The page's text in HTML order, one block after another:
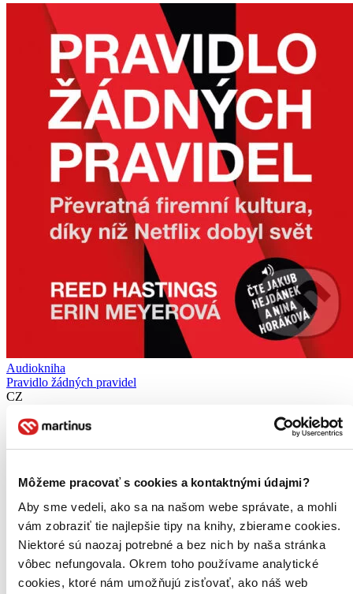
Môžeme pracovať s cookies a kontaktnými údajmi?
Aby sme vedeli, ako sa na našom webe správate, a mohli
vám zobraziť tie najlepšie tipy na knihy, zbierame cookies.
Niektoré sú naozaj potrebné a bez nich by naša stránka
vôbec nefungovala. Okrem toho používame analytické
cookies, ktoré nám umožňujú zisťovať, ako náš web
Audiokniha
Pravidlo žádných pravidel
CZ
Erin Meyerová
podřízené. Vždy říkejte, co si o druhých myslíte. A nikdy, nikdy se
nesnažte zalíbit šéfovi. O audioknize Firemní kultura Netflixu se na
první pohled zdá příliš radik
AudioknihaMP3 na stiahnutie
15,56 €
Ihneď na stiahnutie
Chcete vyskúšať čítanie ušami? Na vypočutie audioknihy
vám postačí telefón. Pre čo najjednoduchšie počúvanie